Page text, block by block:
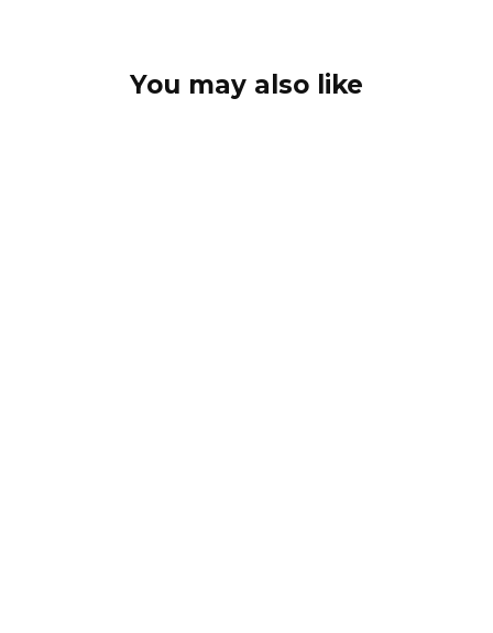
You may also like